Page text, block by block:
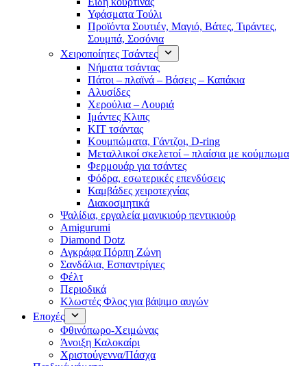
Υφάσματα Τούλι
Προϊόντα Σουτιέν, Μαγιό, Βάτες, Τιράντες,
Σουμπά, Σοσόνια
Χειροποίητες Τσάντες
Νήματα τσάντας
Πάτοι – πλαϊνά – Βάσεις – Καπάκια
Αλυσίδες
Χερούλια – Λουριά
Ιμάντες Κλιπς
ΚΙΤ τσάντας
Κουμπώματα, Γάντζοι, D-ring
Μεταλλικοί σκελετοί – πλαίσια με κούμπωμα
Φερμουάρ για τσάντες
Φόδρα, εσωτερικές επενδύσεις
Καμβάδες χειροτεχνίας
Διακοσμητικά
Ψαλίδια, εργαλεία μανικιούρ πεντικιούρ
Amigurumi
Diamond Dotz
Αγκράφα Πόρπη Ζώνη
Σανδάλια, Εσπαντρίγιες
Φέλτ
Περιοδικά
Κλωστές Φλος για βάψιμο αυγών
Εποχές
Φθινόπωρο-Χειμώνας
Άνοιξη Καλοκαίρι
Χριστούγεννα/Πάσχα